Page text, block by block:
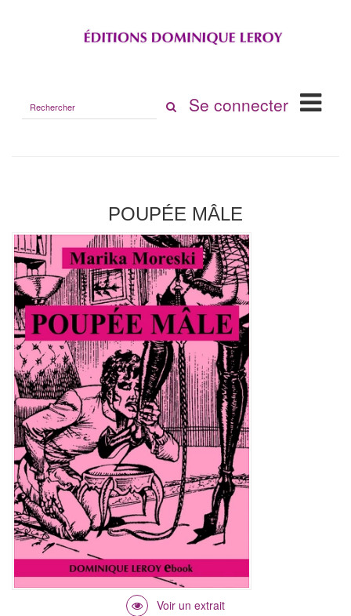
le
Se connecter
POUPÉE MÂLE